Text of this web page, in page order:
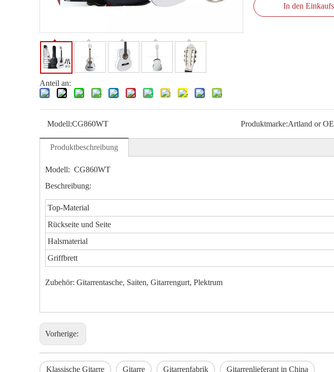
Anteil an:
In den
Modell:CG860WT Produktmarke:Artland or
Produktbeschreibung
Modell: CG860WT
Beschreibung:
Top-Material
Rückseite und Seite
Halsmaterial
Griffbrett
Zubehör: Gitarrentasche, Saiten, Gitarrengurt, Plektrum
Vorherige:
Klassische Gitarre Gitarre Gitarrenfabrik Gitarrenlieferant in China